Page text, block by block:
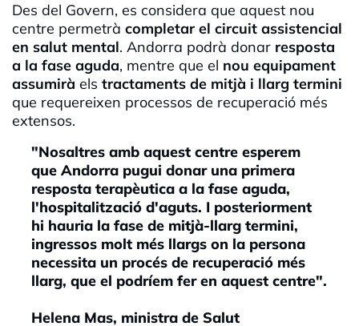
Des del Govern, es considera que aquest nou
centre permetrà completar el circuit assistencial
en salut mental. Andorra podrà donar resposta
a la fase aguda, mentre que el nou equipament
assumirà els tractaments de mitjà i llarg termini
que requereixen processos de recuperació més
extensos.
"Nosaltres amb aquest centre esperem
que Andorra pugui donar una primera
resposta terapèutica a la fase aguda,
l'hospitalització d'aguts. I posteriorment
hi hauria la fase de mitjà-llarg termini,
ingressos molt més llargs on la persona
necessita un procés de recuperació més
llarg, que el podríem fer en aquest centre".
Helena Mas, ministra de Salut